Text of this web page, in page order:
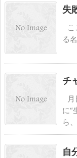
失
る
チ
に“
ら
自